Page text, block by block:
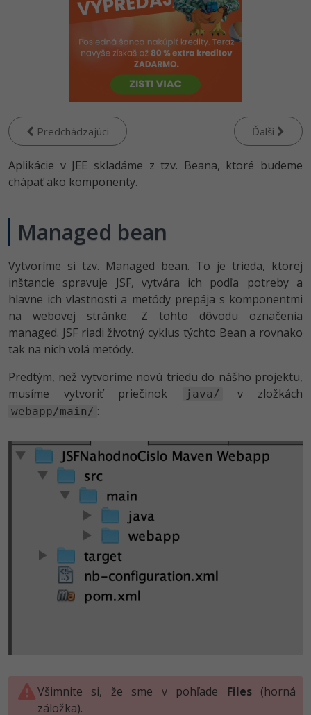
Python -80%
JavaScript -80%
C++
Swift -80%
Kotlin
VB.NET
SQL
UML -80%
Algoritmy -41%
Umelá inteligencia -10%
Pre deti
Viac
Fórum
Kurzy e-commerce
Testovanie softvéru
Marketing -30%
WordPress
Business
Kurzy dizajnu
HTML/CSS -80%
-80%
Adobe XD
Príbehy absolventov
Predchádzajúci Ďalší
Aplikácie v JEE skladáme z tzv. Beana, ktoré budeme
chápať ako komponenty.
Managed bean
Vytvoríme si tzv. Managed bean. To je trieda, ktorej
inštancie spravuje JSF, vytvára ich podľa potreby a
hlavne ich vlastnosti a metódy prepája s komponentmi
na webovej stránke. Z tohto dôvodu označenia
managed. JSF riadi životný cyklus týchto Bean a rovnako
tak na nich volá metódy.
Predtým, než vytvoríme novú triedu do nášho projektu,
musíme vytvoriť priečinok
java/ v zložkách
webapp/main/ :
Všimnite si, že sme v pohľade Files(horná
záložka).